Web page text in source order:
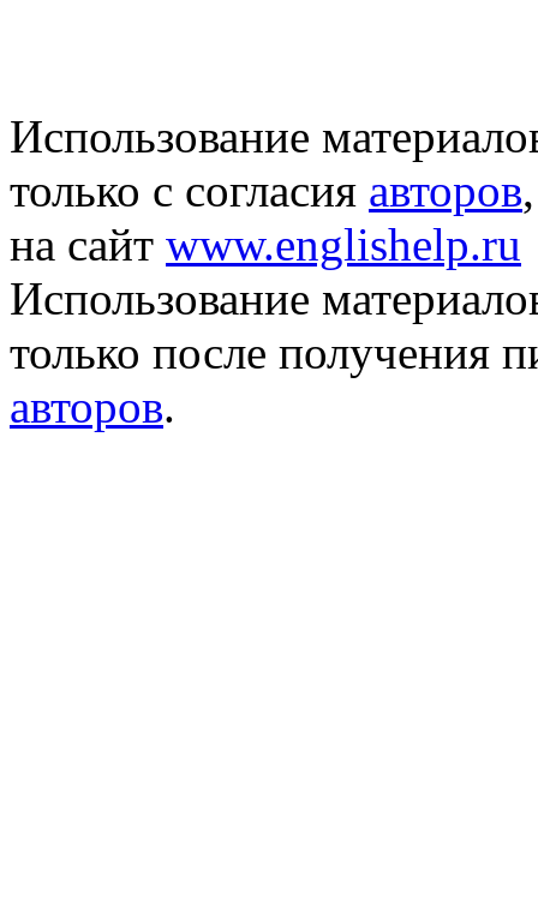
Использование
только с согласия авторов
на сайт www.englishelp.ru
Использование
только после получения
авторов.